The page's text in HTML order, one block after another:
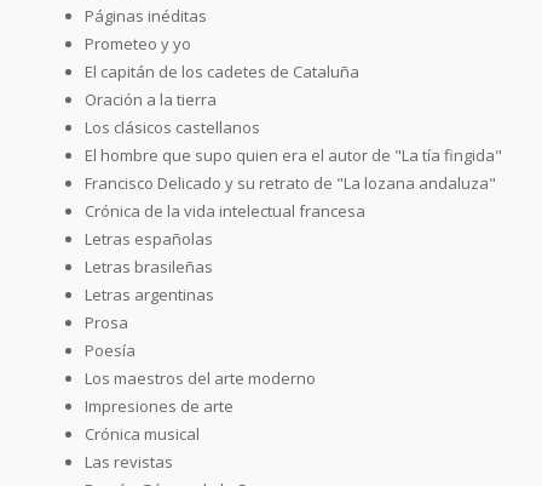
Páginas inéditas
Prometeo y yo
El capitán de los cadetes de Cataluña
Oración a la tierra
Los clásicos castellanos
El hombre que supo quien era el autor de "La tía fingida"
Francisco Delicado y su retrato de "La lozana andaluza"
Crónica de la vida intelectual francesa
Letras españolas
Letras brasileñas
Letras argentinas
Prosa
Poesía
Los maestros del arte moderno
Impresiones de arte
Crónica musical
Las revistas